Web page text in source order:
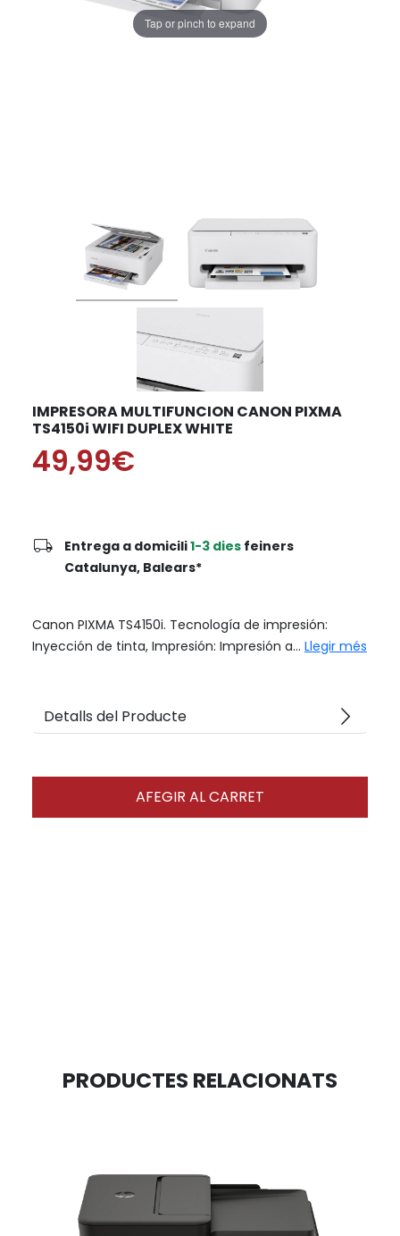
Tap or pinch to expand
IMPRESORA MULTIFUNCION CANON PIXMA
TS4150i WIFI DUPLEX WHITE
49,99€
local_shipping Entrega a domicili1-3 dies feiners
Catalunya, Balears*
Canon PIXMA TS4150i. Tecnología de impresión:
Inyección de tinta, Impresión: Impresión a... Llegir més
Detalls del Producte arrow_forward_ios
AFEGIR AL CARRET
PRODUCTES RELACIONATS